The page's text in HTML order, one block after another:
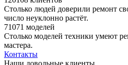
Столько людей доверили ремонт
число неуклонно растёт.
71071 моделей
Столько моделей техники умеют
мастера.
Контакты